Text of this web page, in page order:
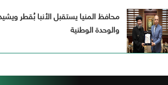
قيادات
المحافظة
محافظ المنيا يستقبل الأنبا بُقطر
والوحدة الوطنية